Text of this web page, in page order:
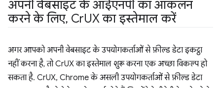
अपनी वेबसाइट के आईएनपी का आकलन
करने के लिए, CrUX का इस्तेमाल करें
अगर आपको अपनी वेबसाइट के उपयोगकर्ताओं से फ़ील्ड डेटा इकट्ठा
नहीं करना है, तो CrUX का इस्तेमाल शुरू करना एक अच्छा विकल्प हो
सकता है. CrUX, Chrome के असली उपयोगकर्ताओं से फ़ील्ड डेटा